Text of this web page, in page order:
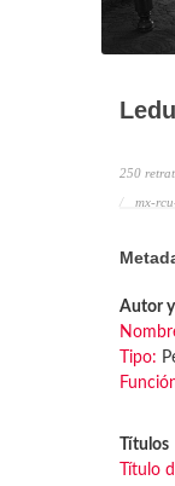
250
mx-
Autor
Tipo:
Títulos
Título